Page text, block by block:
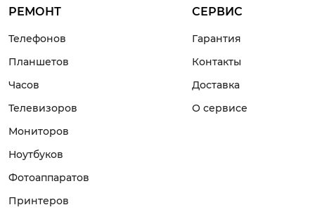
от 2 000 ₽
от 1 500 ₽
1-2 часа
от 1 300 ₽
Выключается сам
РЕМОНТ
Телефонов
Планшетов
Часов
Телевизоров
Мониторов
Ноутбуков
Фотоаппаратов
Принтеров
СЕРВИС
Гарантия
Контакты
Доставка
О сервисе